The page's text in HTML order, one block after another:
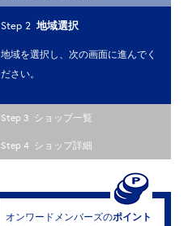
Step 2 地域選択
地域を選択し、次の画面に進んでく
ださい。
Step 3 ショップ一覧
Step 4 ショップ詳細
オンワードメンバーズのポイント